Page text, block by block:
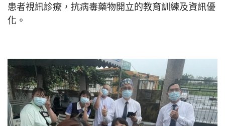
患者視訊診療，抗病毒藥物開立的教育訓練及資訊優
化。